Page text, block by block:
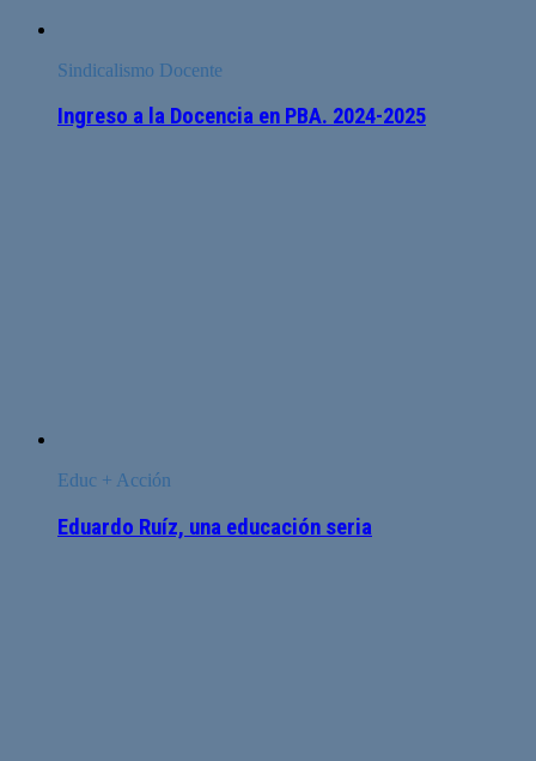
Sindicalismo Docente
Ingreso a la Docencia en PBA. 2024-2025
Educ + Acción
Eduardo Ruíz, una educación seria